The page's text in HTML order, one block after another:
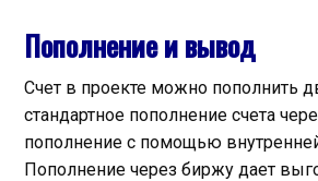
Пополнение и вывод
Счет в проекте можно пополнить
стандартное пополнение счета
пополнение с помощью
Пополнение через биржу дает